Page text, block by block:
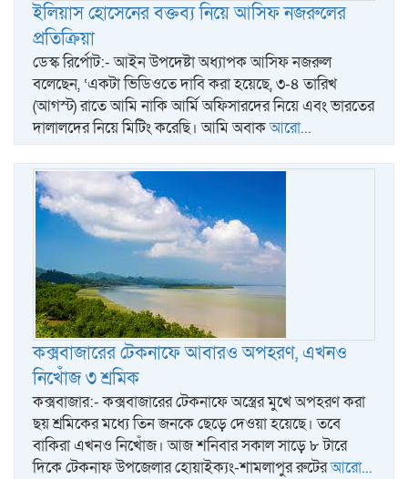
ইলিয়াস হোসেনের বক্তব্য নিয়ে আসিফ নজরুলের
প্রতিক্রিয়া
ডেস্ক রির্পোট:- আইন উপদেষ্টা অধ্যাপক আসিফ নজরুল
বলেছেন, ‘একটা ভিডিওতে দাবি করা হয়েছে, ৩-৪ তারিখ
(আগস্ট) রাতে আমি নাকি আর্মি অফিসারদের নিয়ে এবং ভারতের
দালালদের নিয়ে মিটিং করেছি। আমি অবাকআরো...
কক্সবাজারের টেকনাফে আবারও অপহরণ, এখনও
নিখোঁজ ৩ শ্রমিক
কক্সবাজার:- কক্সবাজারের টেকনাফে অস্ত্রের মুখে অপহরণ করা
ছয় শ্রমিকের মধ্যে তিন জনকে ছেড়ে দেওয়া হয়েছে। তবে
বাকিরা এখনও নিখোঁজ। আজ শনিবার সকাল সাড়ে ৮ টারে
দিকে টেকনাফ উপজেলার হোয়াইক্যং-শামলাপুর রুটেরআরো...